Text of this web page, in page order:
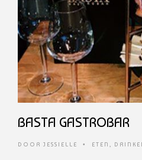
BASTA GASTROBAR
DOOR JESSIELLE • ETEN,